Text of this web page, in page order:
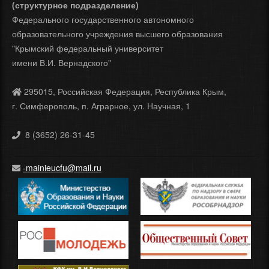
(структурное подразделение)
Федерального государственного автономного
образовательного учреждения высшего образования
"Крымский федеральный университет
имени В.И. Вернадского"
295015, Российская Федерация, Республика Крым,
г. Симферополь, п. Аграрное, ул. Научная, 1
8 (3652) 26-31-45
-mainieucfu@mail.ru